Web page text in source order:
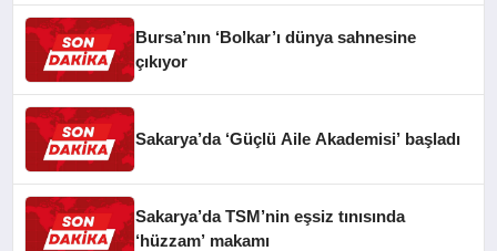
Bursa’nın ‘Bolkar’ı dünya sahnesine
çıkıyor
Sakarya’da ‘Güçlü Aile Akademisi’ başladı
Sakarya’da TSM’nin eşsiz tınısında
‘hüzzam’ makamı